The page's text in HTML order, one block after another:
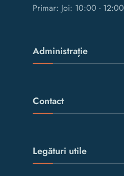
Primar: Joi: 10:00 - 12:00
Administrație
Contact
Legături utile